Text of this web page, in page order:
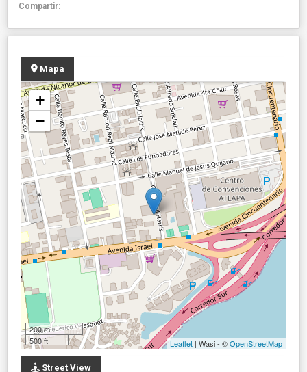
Compartir:
Mapa
+
−
200 m
500 ft
Leaflet | Wasi - ©OpenStreetMap
Street View